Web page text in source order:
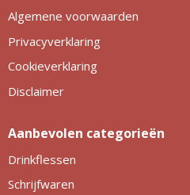
Algemene voorwaarden
Privacyverklaring
Cookieverklaring
Disclaimer
Aanbevolen categorieën
Drinkflessen
Schrijfwaren